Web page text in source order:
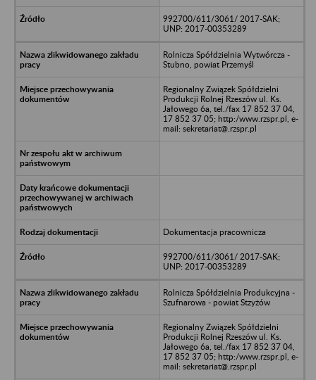
992700/611/3061/ 2017-SAK;
UNP: 2017-00353289
Rolnicza Spółdzielnia Wytwórcza -
Stubno, powiat Przemyśl
Regionalny Związek Spółdzielni
Produkcji Rolnej Rzeszów ul. Ks.
Jałowego 6a, tel./fax 17 852 37 04,
17 852 37 05; http:/www.rzspr.pl, e-
mail: sekretariat@.rzspr.pl
Dokumentacja pracownicza
992700/611/3061/ 2017-SAK;
UNP: 2017-00353289
Rolnicza Spółdzielnia Produkcyjna -
Szufnarowa - powiat Stzyżów
Regionalny Związek Spółdzielni
Produkcji Rolnej Rzeszów ul. Ks.
Jałowego 6a, tel./fax 17 852 37 04,
17 852 37 05; http:/www.rzspr.pl, e-
mail: sekretariat@.rzspr.pl